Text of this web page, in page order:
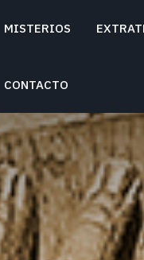
MISTERIOS
CONTACTO